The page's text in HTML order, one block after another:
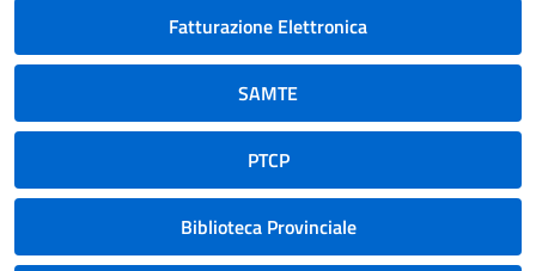
Fatturazione Elettronica
SAMTE
PTCP
Biblioteca Provinciale